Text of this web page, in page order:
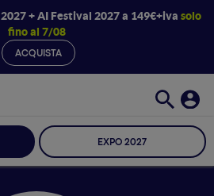
+ AI Festival 2027 a 149€+iva solo
fino al 7/08
ACQUISTA
EXPO 2027